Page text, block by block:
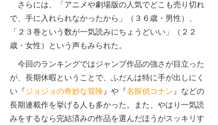
さらには、「アニメや劇場版の人気でどこも売り切れ
で、手に入れられなかったから」（３６歳・男性）、
「２３巻という数が一気読みにちょうどいい」（２２
歳・女性）という声もみられた。
今回のランキングではジャンプ作品の強さが目立った
が、長期休暇ということで、ふだんは特に手が出しにく
い『ジョジョの奇妙な冒険 』や『名探偵コナン 』などの
長期連載作を挙げる人も多かった。また、やはり一気読
みをするなら完結済みの作品を選んだほうがスッキリす